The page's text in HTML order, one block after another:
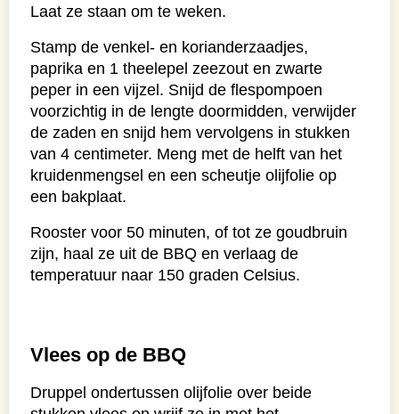
Laat ze staan om te weken.
Stamp de venkel- en korianderzaadjes,
paprika en 1 theelepel zeezout en zwarte
peper in een vijzel. Snijd de flespompoen
voorzichtig in de lengte doormidden, verwijder
de zaden en snijd hem vervolgens in stukken
van 4 centimeter. Meng met de helft van het
kruidenmengsel en een scheutje olijfolie op
een bakplaat.
Rooster voor 50 minuten, of tot ze goudbruin
zijn, haal ze uit de BBQ en verlaag de
temperatuur naar 150 graden Celsius.
Vlees op de BBQ
Druppel ondertussen olijfolie over beide